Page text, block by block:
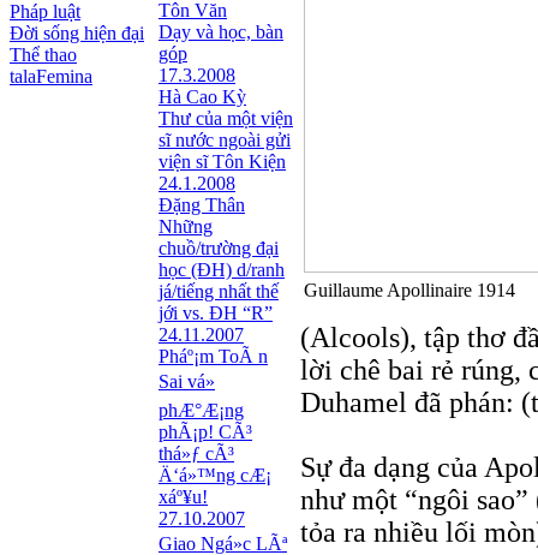
Pháp luật
Đời sống hiện đại
Thể thao
talaFemina
Tôn Văn
Dạy và học, bàn
góp
17.3.2008
Hà Cao Kỳ
Thư của một viện
sĩ nước ngoài gửi
viện sĩ Tôn Kiện
24.1.2008
Đặng Thân
Những
chuồ/trường đại
học (ĐH) d/ranh
já/tiếng nhất thế
jới vs. ĐH “R”
24.11.2007
Pháº¡m ToÃ n
Sai vá»
phÆ°Æ¡ng
phÃ¡p! CÃ³
thá»ƒ cÃ³
Ä‘á»™ng cÆ¡
xáº¥u!
27.10.2007
Giao Ngá»c LÃª
Guillaume Apollinaire 1914
(Alcools), tập thơ
lời chê bai rẻ rúng,
Duhamel đã phán:
Sự đa dạng của
như một “ngôi
tỏa ra nhiều lối